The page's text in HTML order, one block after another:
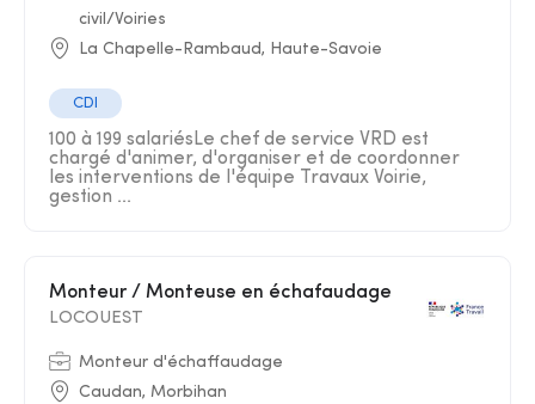
civil/Voiries
La Chapelle-Rambaud, Haute-Savoie
CDI
100 à 199 salariésLe chef de service VRD est
chargé d'animer, d'organiser et de coordonner
les interventions de l'équipe Travaux Voirie,
gestion ...
Monteur / Monteuse en échafaudage
LOCOUEST
Monteur d'échaffaudage
Caudan, Morbihan